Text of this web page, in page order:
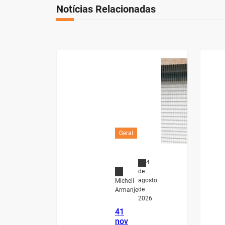
Notícias Relacionadas
Geral
Micheli
Armanje
4
de
agosto
de
2026
41
nov